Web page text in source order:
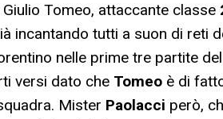
Giulio Tomeo, attaccante classe
incantando tutti a suon di reti
nelle prime tre partite
versi dato che Tomeo è di
Mister Paolacci però,